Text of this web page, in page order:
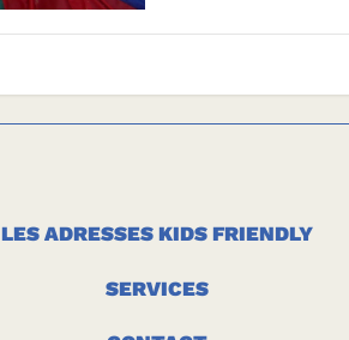
LES ADRESSES KIDS FRIENDLY
SERVICES